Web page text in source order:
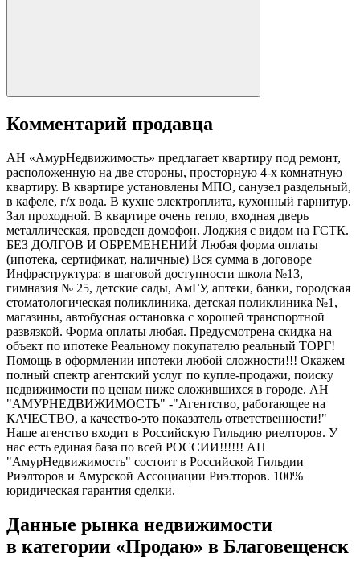
Комментарий продавца
АН «АмурНедвижимость» предлагает квартиру под ремонт,
расположенную на две стороны, просторную 4-х комнатную
квартиру. В квартире установлены МПО, санузел раздельный,
в кафеле, г/х вода. В кухне электроплита, кухонный гарнитур.
Зал проходной. В квартире очень тепло, входная дверь
металлическая, проведен домофон. Лоджия с видом на ГСТК.
БЕЗ ДОЛГОВ И ОБРЕМЕНЕНИЙ Любая форма оплаты
(ипотека, сертификат, наличные) Вся сумма в договоре
Инфраструктура: в шаговой доступности школа №13,
гимназия № 25, детские сады, АмГУ, аптеки, банки, городская
стоматологическая поликлиника, детская поликлиника №1,
магазины, автобусная остановка с хорошей транспортной
развязкой. Форма оплаты любая. Предусмотрена скидка на
объект по ипотеке Реальному покупателю реальный ТОРГ!
Помощь в оформлении ипотеки любой сложности!!! Окажем
полный спектр агентский услуг по купле-продажи, поиску
недвижимости по ценам ниже сложившихся в городе. АН
"АМУРНЕДВИЖИМОСТЬ" -"Агентство, работающее на
КАЧЕСТВО, а качество-это показатель ответственности!"
Наше агенство входит в Российскую Гильдию риелторов. У
нас есть единая база по всей РОССИИ!!!!!! АН
"АмурНедвижимость" состоит в Российской Гильдии
Риэлторов и Амурской Ассоциации Риэлторов. 100%
юридическая гарантия сделки.
Данные рынка недвижимости
в категории «Продаю» в Благовещенск